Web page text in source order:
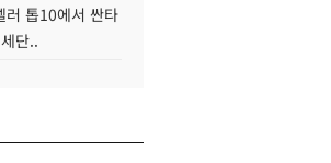
러 톱10에서 싼타
단..